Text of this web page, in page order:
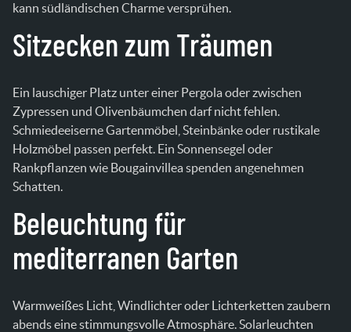
kann südländischen Charme versprühen.
Sitzecken zum Träumen
Ein lauschiger Platz unter einer Pergola oder zwischen
Zypressen und Olivenbäumchen darf nicht fehlen.
Schmiedeeiserne Gartenmöbel, Steinbänke oder rustikale
Holzmöbel passen perfekt. Ein Sonnensegel oder
Rankpflanzen wie Bougainvillea spenden angenehmen
Schatten.
Beleuchtung für
mediterranen Garten
Warmweißes Licht, Windlichter oder Lichterketten zaubern
abends eine stimmungsvolle Atmosphäre. Solarleuchten